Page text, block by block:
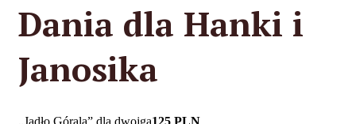
Dania dla Hanki i
Janosika
„Jadło Górala” dla dwojga125 PLN